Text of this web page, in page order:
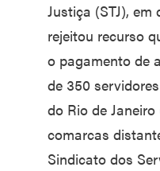
Justiça (STJ), em
rejeitou recurso
o pagamento de
de 350
do Rio de
comarcas
Sindicato dos